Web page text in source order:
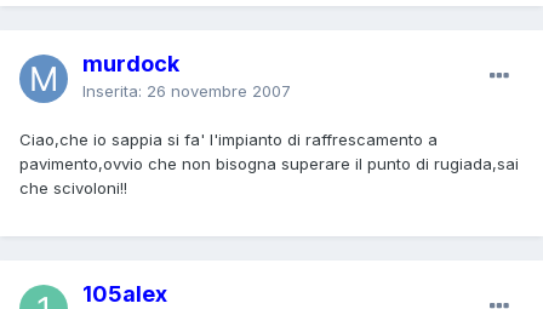
murdock
Inserita: 26 novembre 2007
Ciao,che io sappia si fa' l'impianto di raffrescamento a
pavimento,ovvio che non bisogna superare il punto di rugiada,sai
che scivoloni!!
105alex